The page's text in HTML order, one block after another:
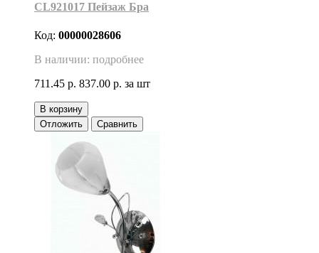
CL921017 Пейзаж Бра
Код: 00000028606
В наличии: подробнее
711.45 р. 837.00 р. за шт
В корзину
Отложить
Сравнить